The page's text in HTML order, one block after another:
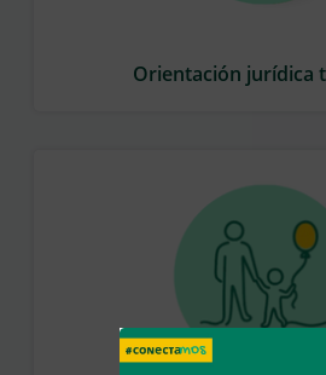
Orientación jurídica